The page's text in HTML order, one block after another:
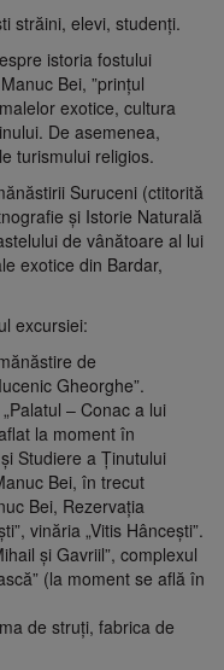
străini, elevi, studenți.
istoria fostului
Bei, ”prințul
exotice, cultura
De asemenea,
turismului religios.
Suruceni (ctitorită
şi Istorie Naturală
de vânătoare al lui
exotice din Bardar,
excursiei:
de
Gheorghe”.
– Conac a lui
la moment în
Studiere a Ţinutului
Bei, în trecut
Bei, Rezervaţia
vinăria „Vitis Hâncești”.
și Gavriil”, complexul
(la moment se află în
de struți, fabrica de